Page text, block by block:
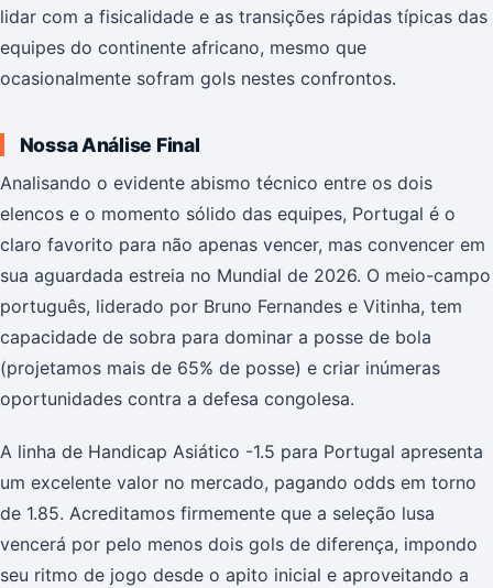
lidar com a fisicalidade e as transições rápidas típicas das
equipes do continente africano, mesmo que
ocasionalmente sofram gols nestes confrontos.
Nossa Análise Final
Analisando o evidente abismo técnico entre os dois
elencos e o momento sólido das equipes, Portugal é o
claro favorito para não apenas vencer, mas convencer em
sua aguardada estreia no Mundial de 2026. O meio-campo
português, liderado por Bruno Fernandes e Vitinha, tem
capacidade de sobra para dominar a posse de bola
(projetamos mais de 65% de posse) e criar inúmeras
oportunidades contra a defesa congolesa.
A linha de Handicap Asiático -1.5 para Portugal apresenta
um excelente valor no mercado, pagando odds em torno
de 1.85. Acreditamos firmemente que a seleção lusa
vencerá por pelo menos dois gols de diferença, impondo
seu ritmo de jogo desde o apito inicial e aproveitando a